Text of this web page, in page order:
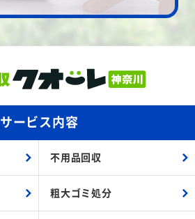
サービス内容
不用品回収
粗大ゴミ処分